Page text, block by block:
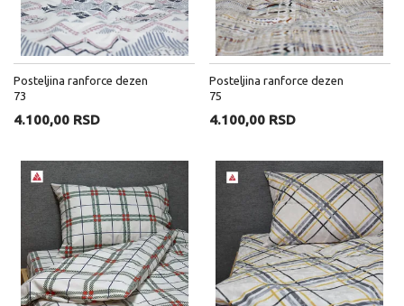
Posteljina ranforce dezen
73
4.100,00 RSD
Posteljina ranforce dezen
75
4.100,00 RSD